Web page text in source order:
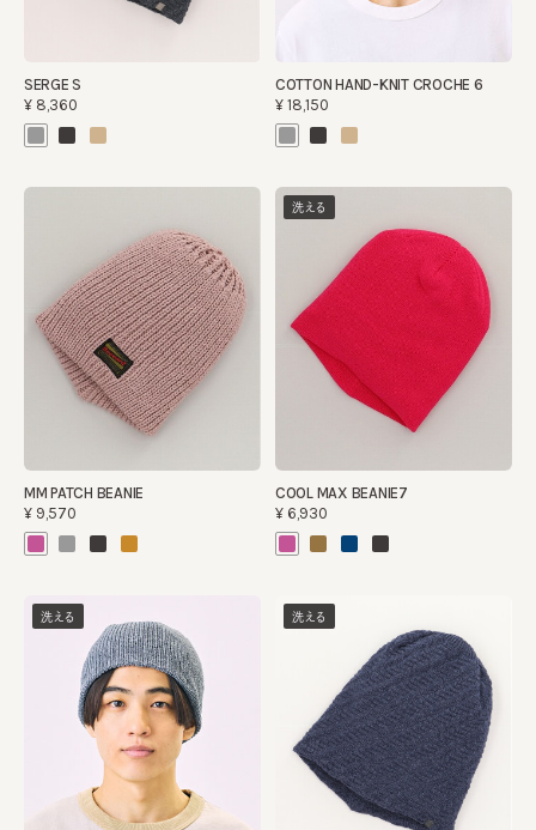
SERGE S
¥8,360
COTTON HAND-KNIT CROCHE 6
¥18,150
MM PATCH BEANIE
¥9,570
洗える
COOL MAX BEANIE7
¥6,930
洗える 洗える